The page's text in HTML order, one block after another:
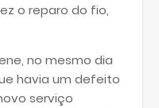
o reparo do fio,
no mesmo dia
havia um defeito
serviço